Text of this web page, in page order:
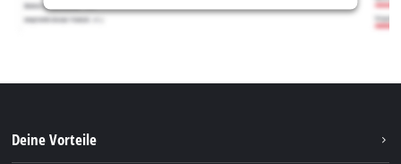
Deine Vorteile